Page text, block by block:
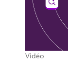
Vidéo